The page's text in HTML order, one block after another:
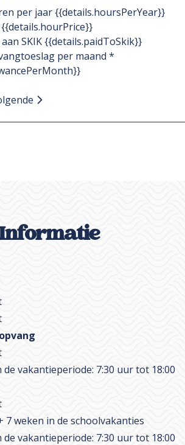
per jaar {{details.hoursPerYear}}
SKIK {{details.paidToSkik}}
per maand *
vakantieperiode: 7:30 uur tot 18:00
7 weken in de schoolvakanties
vakantieperiode: 7:30 uur tot 18:00